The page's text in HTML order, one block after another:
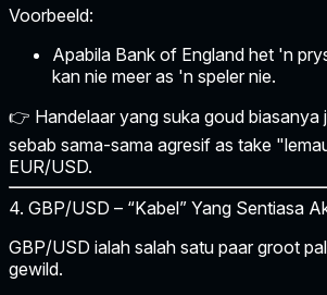
Voorbeeld:
Apabila Bank of England het 'n
kan nie meer as 'n speler nie.
👉 Handelaar yang suka goud biasanya
sebab sama-sama agresif as take
EUR/USD.
4. GBP/USD – “Kabel” Yang Sentiasa
GBP/USD ialah salah satu paar groot
gewild.